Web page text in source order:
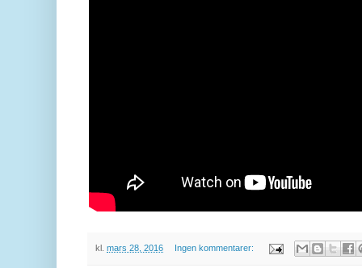
kl. mars 28, 2016 Ingen kommentarer: